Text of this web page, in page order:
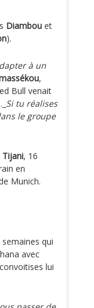
Diambou et
).
à un
,
Bull venait
Si tu réalises
le groupe
Tijani, 16
en
Munich.
qui
avec
lui